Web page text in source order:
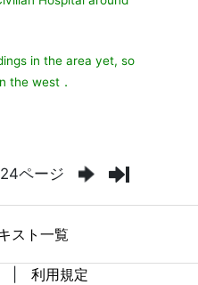
ページ
スト一覧
利用規定